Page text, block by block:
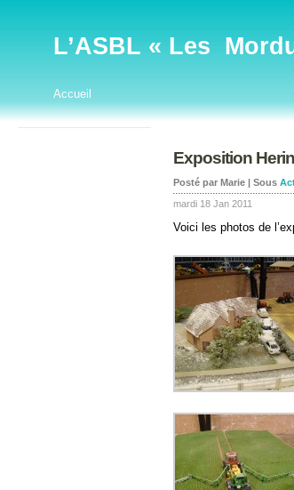
L’ASBL « Les
Accueil
Exposition
Posté par Marie | Sous
mardi 18 Jan 2011
Voici les photos de